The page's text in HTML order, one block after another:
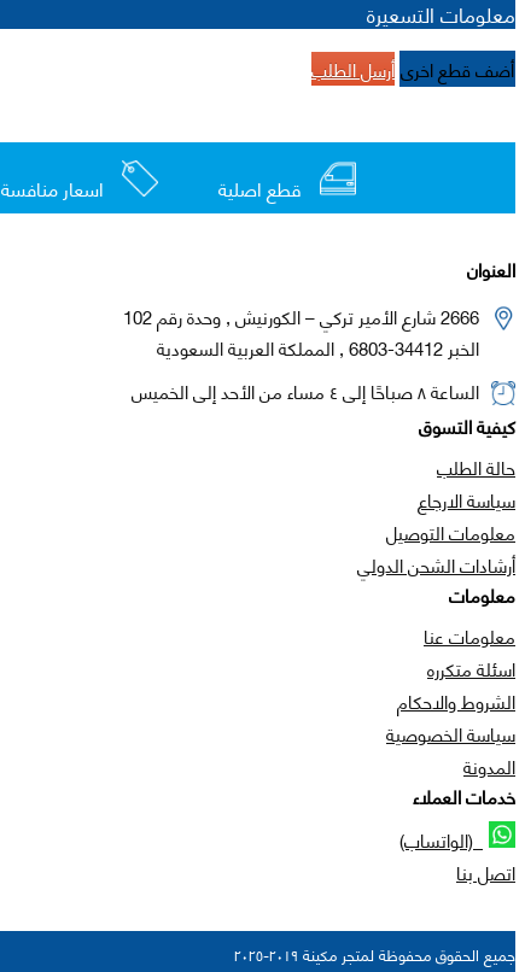
معلومات التسعيرة
أضف قطع اخرىأرسل الطلب
قطع اصلية اسعار منافسة
العنوان
2666 شارع الأمير تركي – الكورنيش , وحدة رقم 102
الخبر 34412-6803 , المملكة العربية السعودية
الساعة ٨ صباحًا إلى ٤ مساء من الأحد إلى الخميس
كيفية التسوق
حالة الطلب
سياسة الارجاع
معلومات التوصيل
أرشادات الشحن الدولي
معلومات
معلومات عنا
اسئلة متكرره
الشروط والاحكام
سياسة الخصوصية
المدونة
خدمات العملاء
(الواتساب)
اتصل بنا
جميع الحقوق محفوظة لمتجر مكينة ٢٠١٩-٢٠٢٥